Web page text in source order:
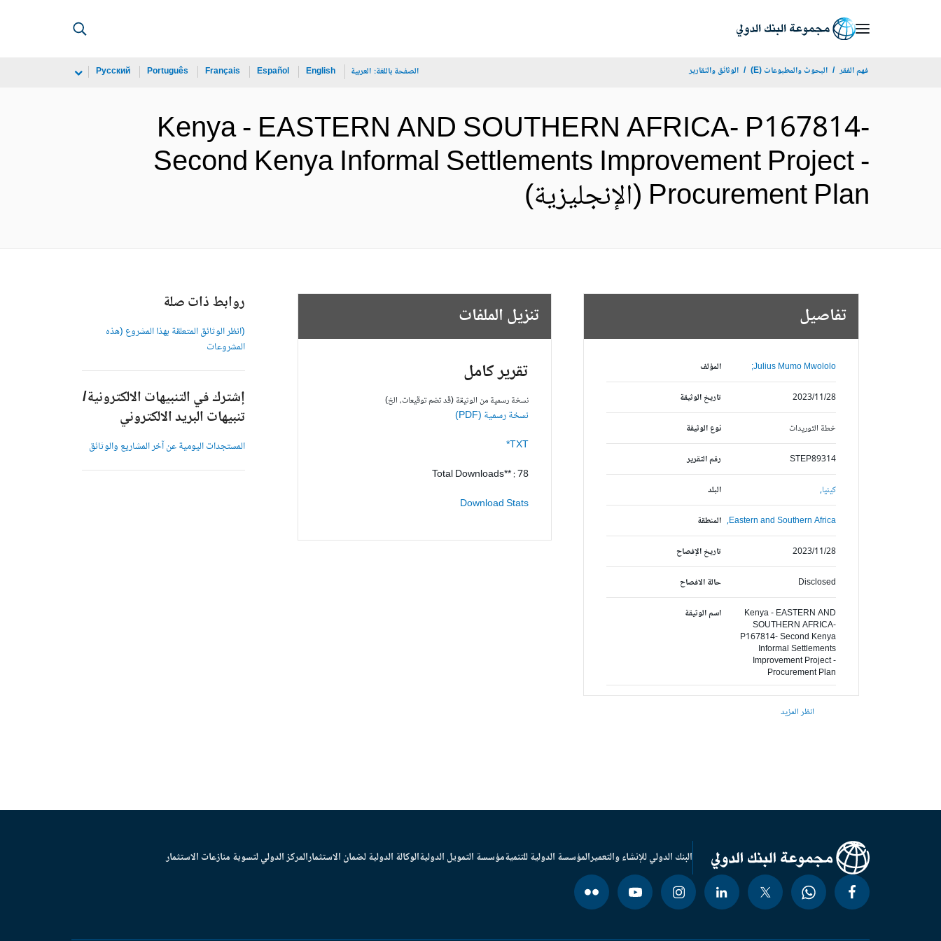
فهم الفقر البحوث والمطبوعات (E) الوثائق والتقارير الصفحة باللغة: العربية English
Español
Français
Português
Русский
Kenya - EASTERN AND SOUTHERN AFRICA- P167814-
Second Kenya Informal Settlements Improvement Project -
Procurement Plan (الإنجليزية)
تفاصيل
المؤلف Julius Mumo Mwololo;
تاريخ الوثيقة 2023/11/28
نوع الوثيقة خطة التوريدات
رقم التقرير STEP89314
البلد كينيا,
المنطقة Eastern and Southern Africa,
تاريخ الإفصاح 2023/11/28
حالة الافصاح Disclosed
اسم الوثيقة
Kenya - EASTERN AND
SOUTHERN AFRICA-
P167814- Second Kenya
Informal Settlements
Improvement Project -
Procurement Plan
انظر المزيد
تنزيل الملفات
تقرير كامل
نسخة رسمية من الوثيقة (قد تضم توقيعات، الخ)
نسخة رسمية (PDF)
TXT*
Total Downloads** : 78
Download Stats
روابط ذات صلة
(انظر الوثائق المتعلقة بهذا المشروع (هذه
المشروعات
إشترك في التنبيهات الالكترونية/
تنبيهات البريد الالكتروني
المستجدات اليومية عن آخر المشاريع والوثائق
البنك الدولي للإنشاء والتعميرالمؤسسة الدولية للتنميةمؤسسة التمويل الدوليةالوكالة الدولية لضمان الاستثمارالمركز الدولي لتسوية منازعات الاستثمار